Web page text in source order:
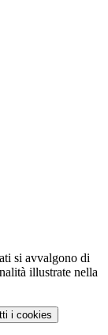
si avvalgono di
illustrate nella
i cookies